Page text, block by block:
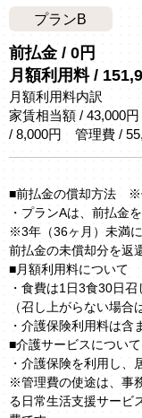
プランB
前払金 / 0円
月額利用料 /
月額利用料内訳
家賃相当額 / 43,000
/ 8,000円 管理費 /
■前払金の償却方法 ※
・プランAは、前払金
※3年（36ヶ月）未満
前払金の未償却分を返
■月額利用料について
・食費は1日3食30日召
（召し上がらない場合
・介護保険利用料は含
■介護サービスについて
・介護保険を利用し、
※管理費の使途は、事
る日常生活支援サービ